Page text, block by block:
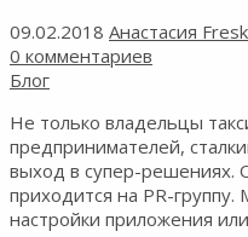
09.02.2018 Анастасия
0 комментариев
Блог
Не только владельцы
предпринимателей,
выход в супер-решениях.
приходится на PR-
настройки приложения